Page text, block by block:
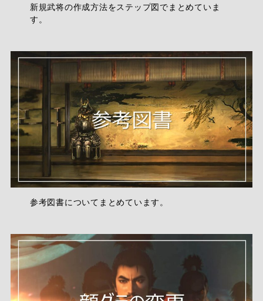
新規武将の作成方法をステップ図でまとめていま
す。
参考図書についてまとめています。